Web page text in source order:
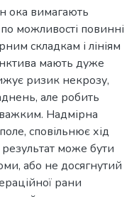
ока вимагають
можливості повинні
складкам і лініям
мають дуже
ризик некрозу,
але робить
важким. Надмірна
сповільнює хід
може бути
або не досягнутий
рани